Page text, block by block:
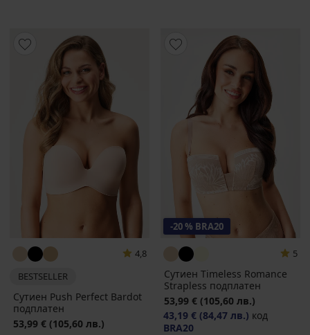
4,8
BESTSELLER
Сутиен Push Perfect Bardot
подплатен
53,99 € (105,60 лв.)
-20 % BRA20
5
Сутиен Timeless Romance
Strapless подплатен
53,99 € (105,60 лв.)
43,19 € (84,47 лв.) код
BRA20